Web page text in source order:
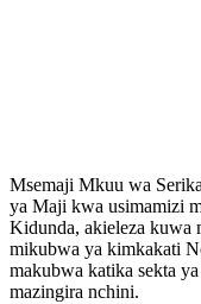
Msemaji Mkuu wa
ya Maji kwa usimamizi
Kidunda, akieleza kuwa
mikubwa ya kimkakati
makubwa katika sekta
mazingira nchini.